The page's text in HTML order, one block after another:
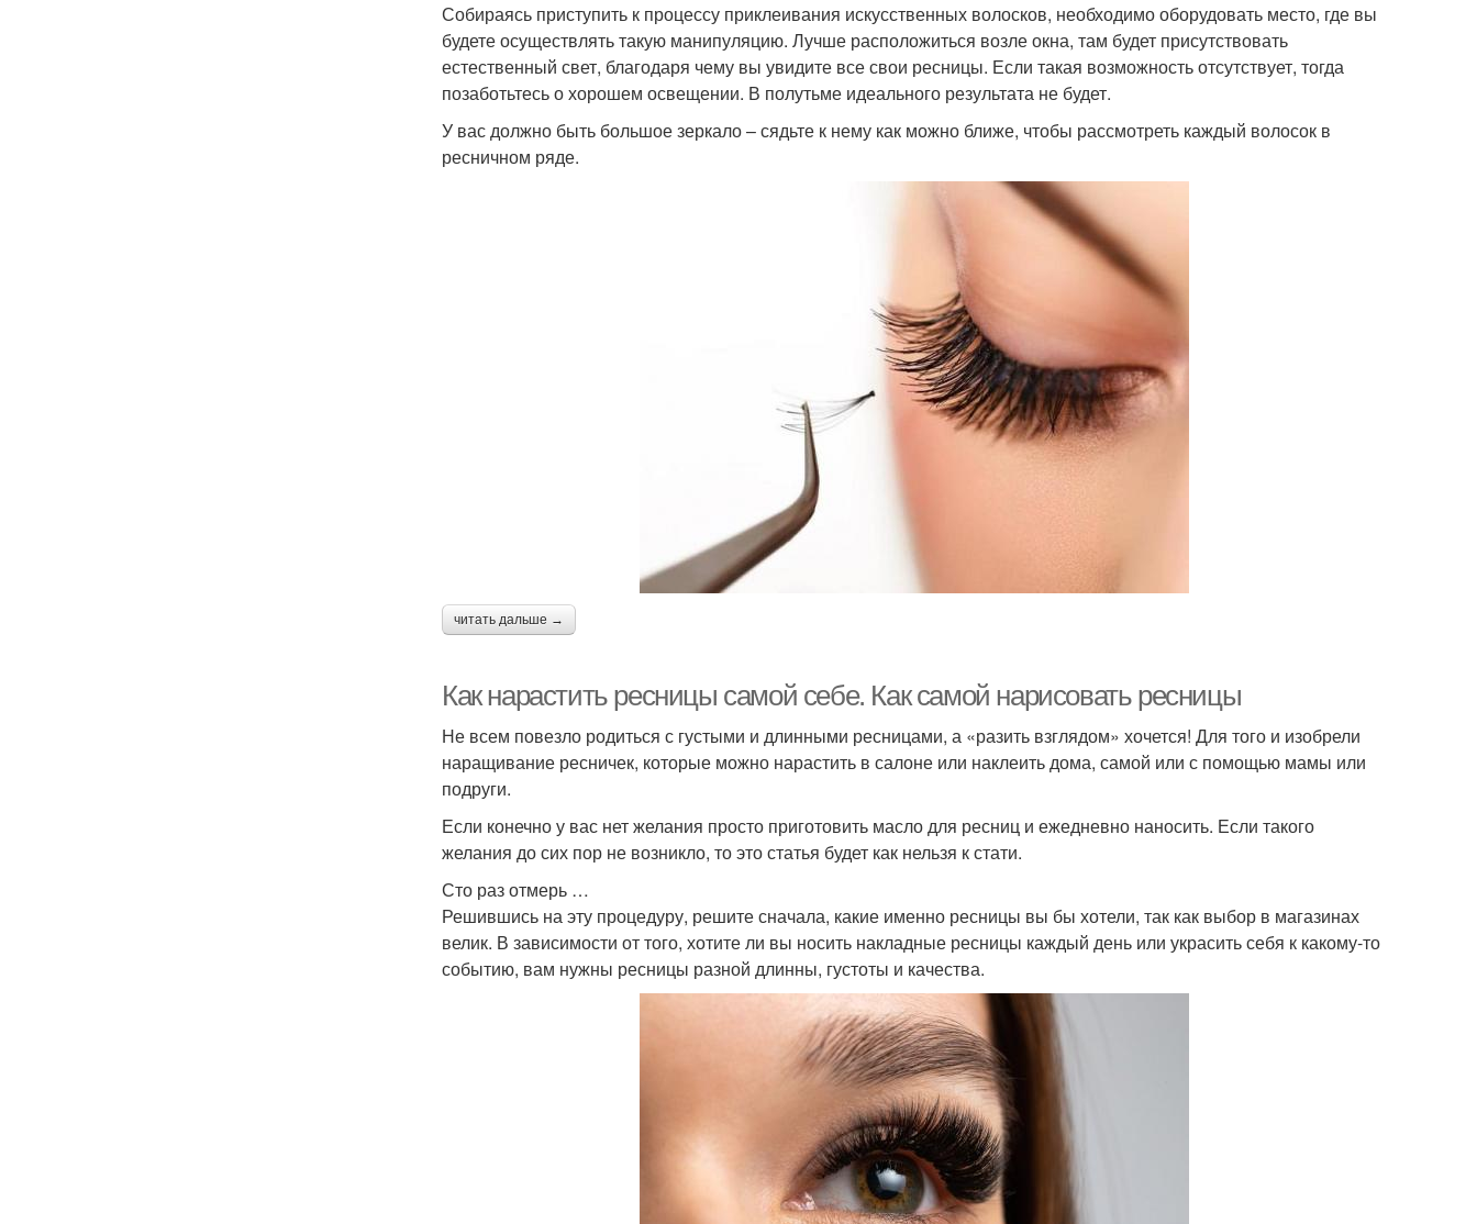
Собираясь приступить к процессу приклеивания искусственных волосков, необходимо оборудовать место, где вы
будете осуществлять такую манипуляцию. Лучше расположиться возле окна, там будет присутствовать
естественный свет, благодаря чему вы увидите все свои ресницы. Если такая возможность отсутствует, тогда
позаботьтесь о хорошем освещении. В полутьме идеального результата не будет.
У вас должно быть большое зеркало – сядьте к нему как можно ближе, чтобы рассмотреть каждый волосок в
ресничном ряде.
читать дальше →
Как нарастить ресницы самой себе. Как самой нарисовать ресницы
Не всем повезло родиться с густыми и длинными ресницами, а «разить взглядом» хочется! Для того и изобрели
наращивание ресничек, которые можно нарастить в салоне или наклеить дома, самой или с помощью мамы или
подруги.
Если конечно у вас нет желания просто приготовить масло для ресниц и ежедневно наносить. Если такого
желания до сих пор не возникло, то это статья будет как нельзя к стати.
Сто раз отмерь …
Решившись на эту процедуру, решите сначала, какие именно ресницы вы бы хотели, так как выбор в магазинах
велик. В зависимости от того, хотите ли вы носить накладные ресницы каждый день или украсить себя к какому-то
событию, вам нужны ресницы разной длинны, густоты и качества.